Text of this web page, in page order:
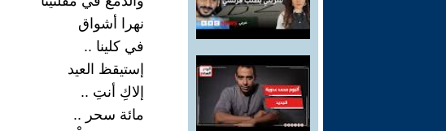
نهرا أشواق
في كلينا ..
إستيقظ العيد
إلاكِ أنتِ ..
مائة سحر ..